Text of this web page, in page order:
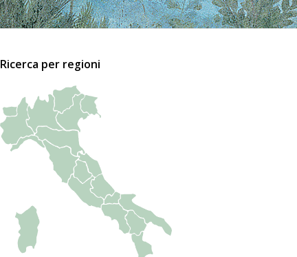
Ricerca per regioni